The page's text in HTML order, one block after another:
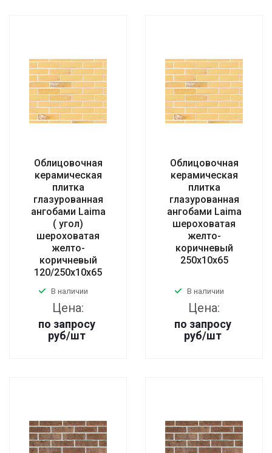
Облицовочная
керамическая
плитка
глазурованная
ангобами Laima
( угол)
шероховатая
желто-
коричневый
120/250x10x65
В наличии
Цена:
по запросу
руб/шт
Облицовочная
керамическая
плитка
глазурованная
ангобами Laima
шероховатая
желто-
коричневый
250x10x65
В наличии
Цена:
по запросу
руб/шт